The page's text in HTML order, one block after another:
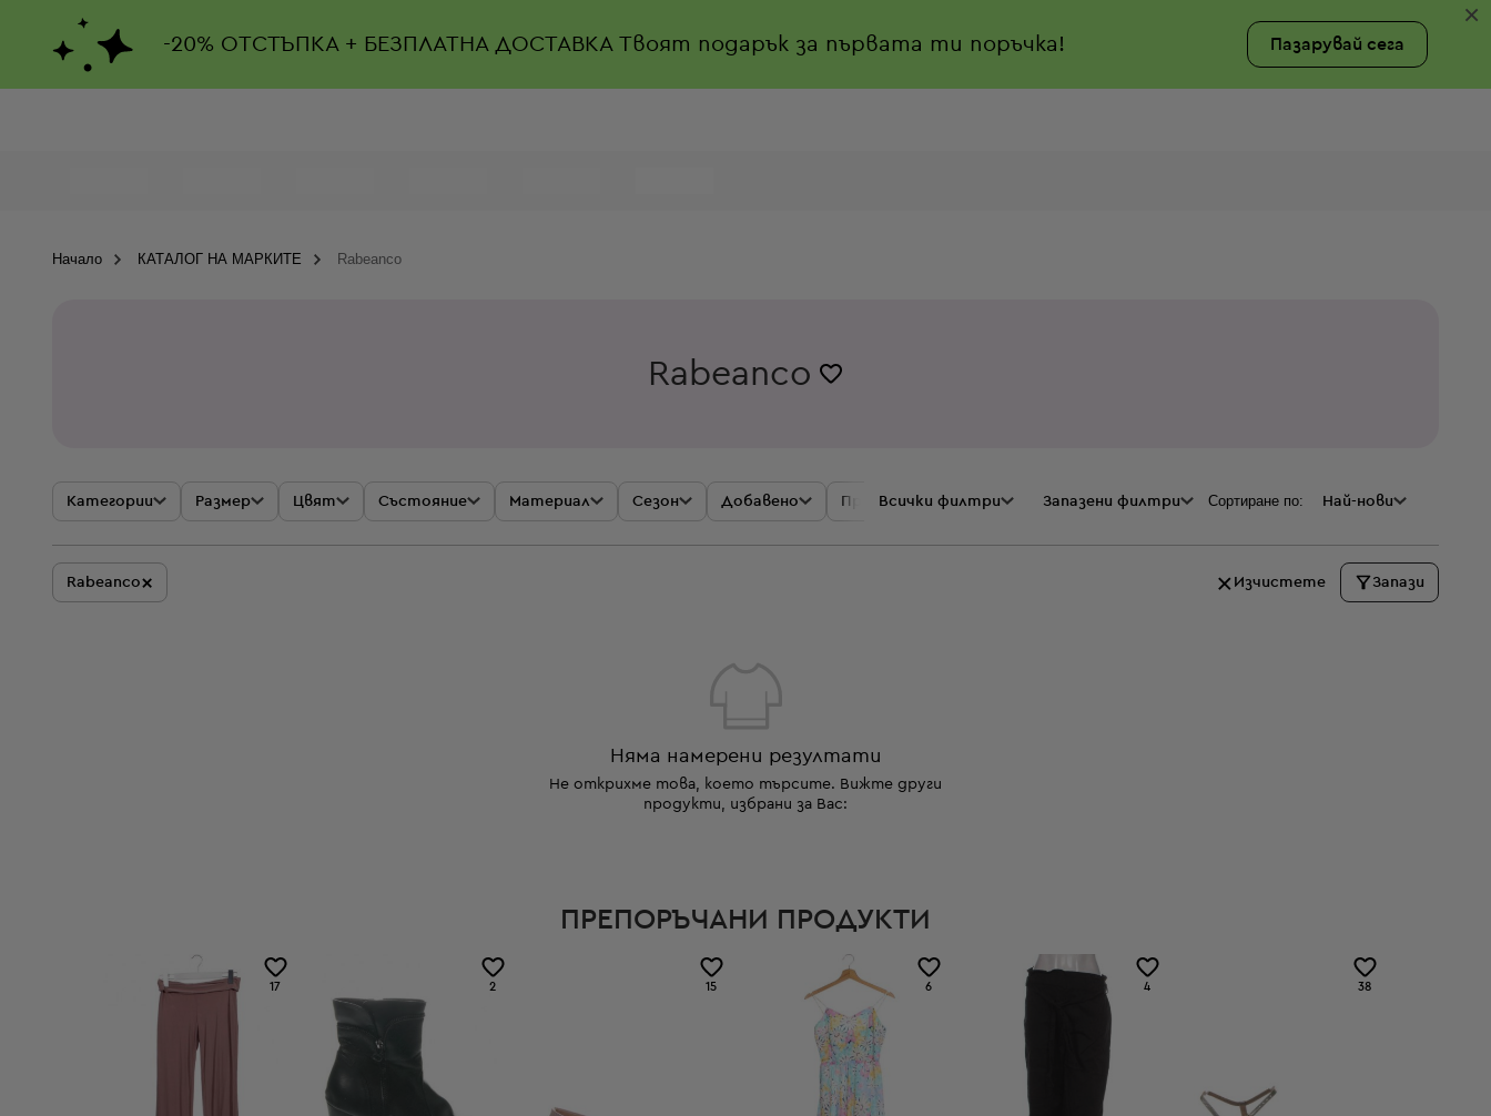
-20% ОТСТЪПКА + БЕЗПЛАТНА ДОСТАВКАТвоят подарък за първата ти поръчка! Пазарувай сега
×
Начало КАТАЛОГ НА МАРКИТЕ Rabeanco
Rabeanco
Категории Размер Цвят Състояние Материал Сезон Добавено Промоции Цена
Всички филтри Запазени филтри Сортиране по: Най-нови
Rabeanco× Изчистете Запази
Няма намерени резултати
Не открихме това, което търсите. Вижте други
продукти, избрани за Вас:
ПРЕПОРЪЧАНИ ПРОДУКТИ
17 2 15 6 4 38